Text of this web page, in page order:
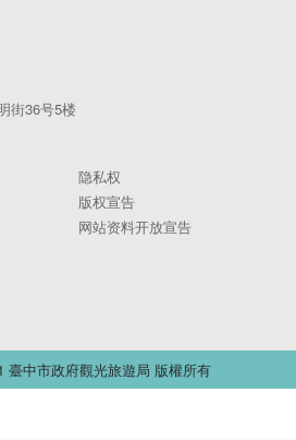
街36号5楼
隐私权
版权宣告
网站资料开放宣告
臺中市政府觀光旅遊局 版權所有